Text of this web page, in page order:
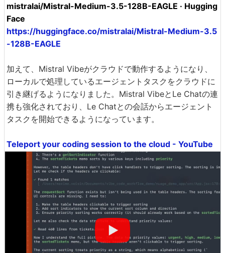
mistralai/Mistral-Medium-3.5-128B-EAGLE · Hugging
Face
https://huggingface.co/mistralai/Mistral-Medium-3.5
-128B-EAGLE
加えて、Mistral Vibeがクラウドで動作するようになり、
ローカルで処理しているエージェントタスクをクラウドに
引き継げるようになりました。Mistral VibeとLe Chatの連
携も強化されており、Le Chatとの会話からエージェント
タスクを開始できるようになっています。
Teleport your coding session to the cloud - YouTube